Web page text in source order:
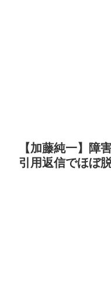
【加藤純一】障
引用返信でほぼ